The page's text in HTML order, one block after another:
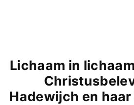
Lichaam in
Hadewijch en